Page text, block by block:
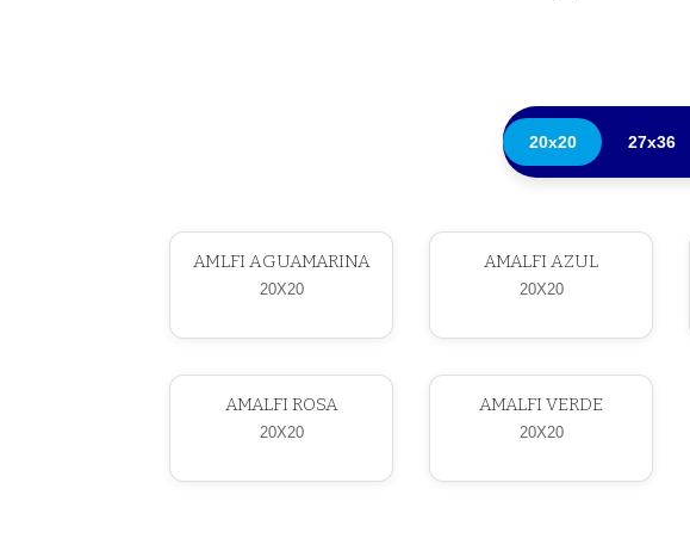
20x20 27x36
AMLFI AGUAMARINA
20X20
AMALFI AZUL
20X20
AMALFI ROSA
20X20
AMALFI VERDE
20X20